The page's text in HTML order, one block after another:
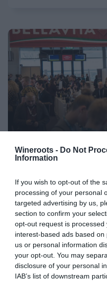
Wineroots - Do Not
Information
If you wish to opt-out of the
processing of your personal
targeted advertising by us,
section to confirm your
opt-out request is
interest-based ads based
us or personal information
your opt-out. You may
disclosure of your personal
IAB’s list of downstream
Expo di
LUN 13 GENNAIO 2020
WINE LOVERS